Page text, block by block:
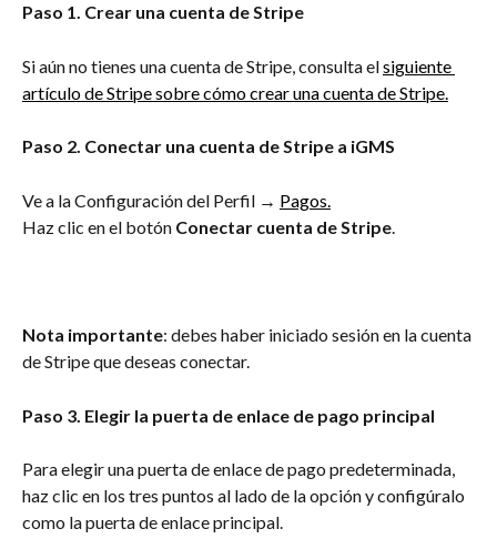
Paso 1. Crear una cuenta de Stripe
Si aún no tienes una cuenta de Stripe, consulta el siguiente
artículo de Stripe sobre cómo crear una cuenta de Stripe.
Paso 2. Conectar una cuenta de Stripe a iGMS
Ve a la Configuración del Perfil → Pagos.
Haz clic en el botón Conectar cuenta de Stripe.
Nota importante: debes haber iniciado sesión en la cuenta
de Stripe que deseas conectar.
Paso 3. Elegir la puerta de enlace de pago principal
Para elegir una puerta de enlace de pago predeterminada,
haz clic en los tres puntos al lado de la opción y configúralo
como la puerta de enlace principal.